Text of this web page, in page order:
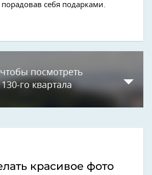
себя подарками.
посмотреть
го квартала
красивое фото